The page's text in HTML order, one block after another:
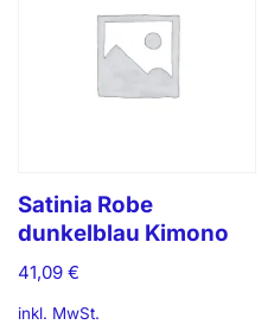
Satinia Robe
dunkelblau Kimono
41,09 €
inkl. MwSt.